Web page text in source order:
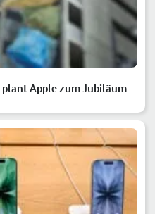
plant Apple zum Jubiläum